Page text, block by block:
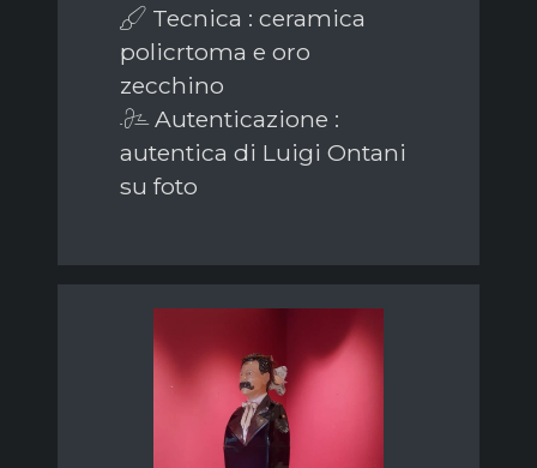
Tecnica : ceramica
policrtoma e oro
zecchino
Autenticazione :
autentica di Luigi Ontani
su foto